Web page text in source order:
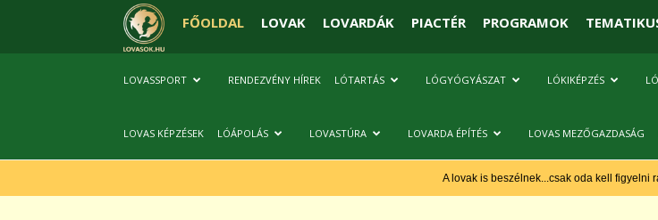
FŐOLDAL LOVAK LOVARDÁK PIACTÉR PROGRAMOK
LOVASSPORT RENDEZVÉNY HÍREK LÓTARTÁS LÓGYÓGYÁSZAT LÓKIKÉPZÉS
LOVAS KÉPZÉSEK LÓÁPOLÁS LOVASTÚRA LOVARDA ÉPÍTÉS LOVAS MEZŐGAZDASÁG
A lovak is beszélnek...csak oda kell figyelni